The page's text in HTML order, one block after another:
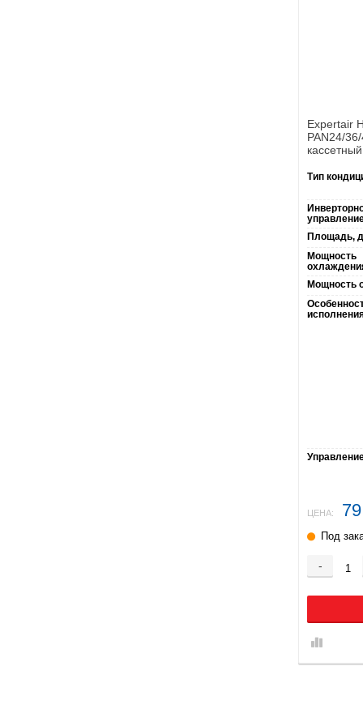
Expertair
PAN24/
Тип
Площадь,
Мощность
Мощность
ЦЕНА:
Под
-